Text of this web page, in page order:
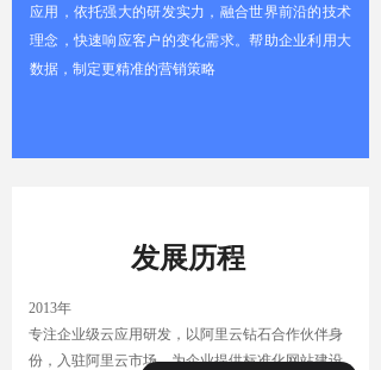
2013年
专注企业级云应用研发，以阿里云钻石合作伙伴身
份，入驻阿里云市场，为企业提供标准化网站建设
应用，依托强大的研发实力，融合世界前沿的技术
理念，快速响应客户的变化需求。帮助企业利用大
数据，制定更精准的营销策略
发展历程